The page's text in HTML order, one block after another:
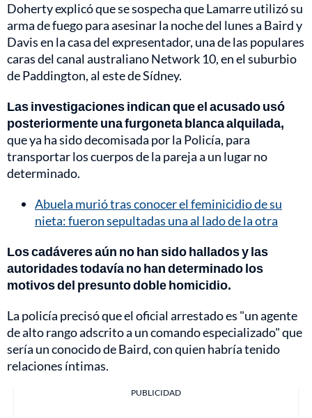
Doherty explicó que se sospecha que Lamarre utilizó su
arma de fuego para asesinar la noche del lunes a Baird y
Davis en la casa del expresentador, una de las populares
caras del canal australiano Network 10, en el suburbio
de Paddington, al este de Sídney.
Las investigaciones indican que el acusado usó
posteriormente una furgoneta blanca alquilada,
que ya ha sido decomisada por la Policía, para
transportar los cuerpos de la pareja a un lugar no
determinado.
Abuela murió tras conocer el feminicidio de su
nieta: fueron sepultadas una al lado de la otra
Los cadáveres aún no han sido hallados y las
autoridades todavía no han determinado los
motivos del presunto doble homicidio.
La policía precisó que el oficial arrestado es "un agente
de alto rango adscrito a un comando especializado" que
sería un conocido de Baird, con quien habría tenido
relaciones íntimas.
PUBLICIDAD